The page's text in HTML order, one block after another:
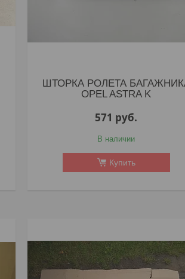
ШТОРКА РОЛЕТА
OPEL ASTRA K
571 руб.
В наличии
Купить